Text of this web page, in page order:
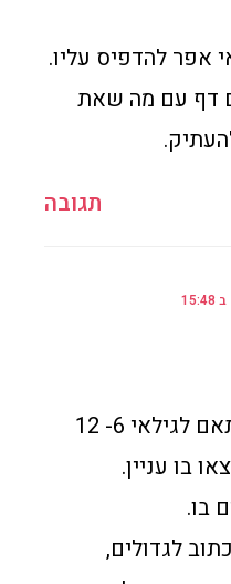
אפר להדפיס עליו.
דף עם מה שאת
תגובה
המשחק הספציפי מותאם לגילאי 6- 12
בו עניין.
בו.
לגדולים,